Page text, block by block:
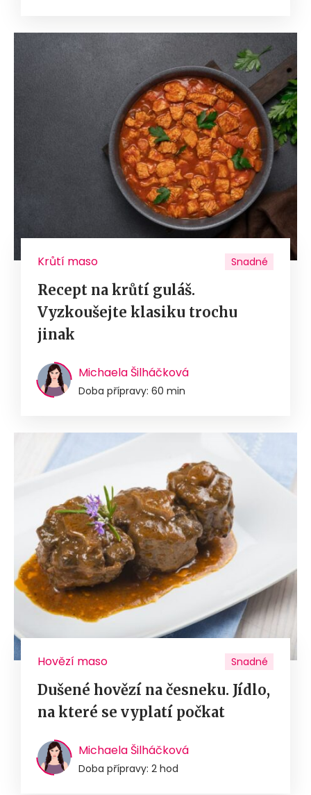
Krůtí maso Snadné
Recept na krůtí guláš.
Vyzkoušejte klasiku trochu
jinak
Michaela Šilháčková
Doba přípravy: 60 min
Hovězí maso Snadné
Dušené hovězí na česneku. Jídlo,
na které se vyplatí počkat
Michaela Šilháčková
Doba přípravy: 2 hod